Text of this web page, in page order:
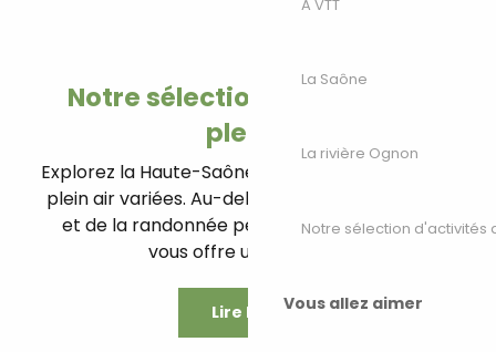
A VTT
La Saône
La rivière Ognon
Notre sélection d'activités
Vous allez aimer
Notre sélection d'activités de
plein air
Explorez la Haute-Saône à travers ses activités de
plein air variées. Au-delà du VTT, du vélo de route
et de la randonnée pédestre, la Haute-Saône
vous offre une multitude...
Lire la suite